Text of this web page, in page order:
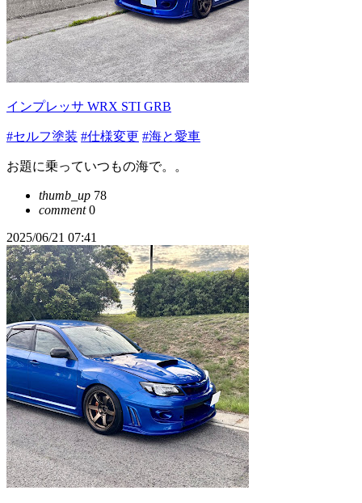
インプレッサ WRX STI GRB
#セルフ塗装 #仕様変更 #海と愛車
お題に乗っていつもの海で。。
thumb_up 78
comment0
2025/06/21 07:41